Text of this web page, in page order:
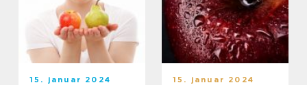
15. januar 2024 15. januar 2024